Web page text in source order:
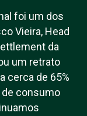
foi um dos
Vieira, Head
da
um retrato
cerca de 65%
consumo